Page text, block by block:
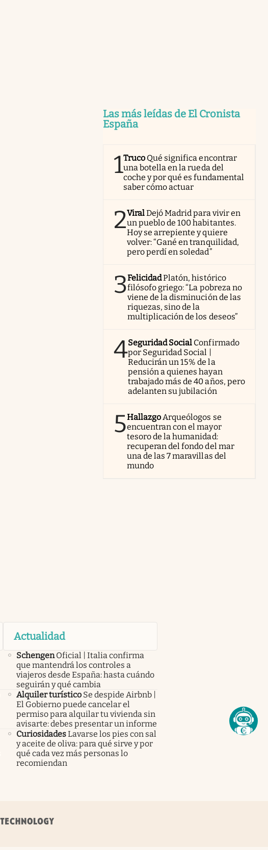
Las más leídas de El Cronista
España
1Truco Qué significa encontrar
una botella en la rueda del
coche y por qué es fundamental
saber cómo actuar
2ViralDejó Madrid para vivir en
un pueblo de 100 habitantes.
Hoy se arrepiente y quiere
volver: “Gané en tranquilidad,
pero perdí en soledad”
3FelicidadPlatón, histórico
filósofo griego: “La pobreza no
viene de la disminución de las
riquezas, sino de la
multiplicación de los deseos”
4Seguridad Social Confirmado
por Seguridad Social |
Reducirán un 15% de la
pensión a quienes hayan
trabajado más de 40 años, pero
adelanten su jubilación
5Hallazgo Arqueólogos se
encuentran con el mayor
tesoro de la humanidad:
recuperan del fondo del mar
una de las 7 maravillas del
mundo
Actualidad
Schengen Oficial | Italia confirma
que mantendrá los controles a
viajeros desde España: hasta cuándo
seguirán y qué cambia
Alquiler turístico Se despide Airbnb |
El Gobierno puede cancelar el
permiso para alquilar tu vivienda sin
avisarte: debes presentar un informe
CuriosidadesLavarse los pies con sal
y aceite de oliva: para qué sirve y por
qué cada vez más personas lo
recomiendan